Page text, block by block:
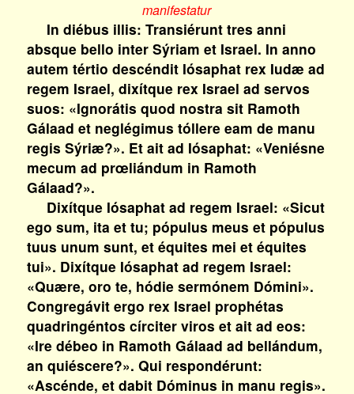
manifestatur
In diébus illis: Transiérunt tres anni
absque bello inter Sýriam et Israel. In anno
autem tértio descéndit Iósaphat rex Iudæ ad
regem Israel, dixítque rex Israel ad servos
suos: «Ignorátis quod nostra sit Ramoth
Gálaad et neglégimus tóllere eam de manu
regis Sýriæ?». Et ait ad Iósaphat: «Veniésne
mecum ad prœliándum in Ramoth
Gálaad?».
Dixítque Iósaphat ad regem Israel: «Sicut
ego sum, ita et tu; pópulus meus et pópulus
tuus unum sunt, et équites mei et équites
tui». Dixítque Iósaphat ad regem Israel:
«Quære, oro te, hódie sermónem Dómini».
Congregávit ergo rex Israel prophétas
quadringéntos círciter viros et ait ad eos:
«Ire débeo in Ramoth Gálaad ad bellándum,
an quiéscere?». Qui respondérunt:
«Ascénde, et dabit Dóminus in manu regis».